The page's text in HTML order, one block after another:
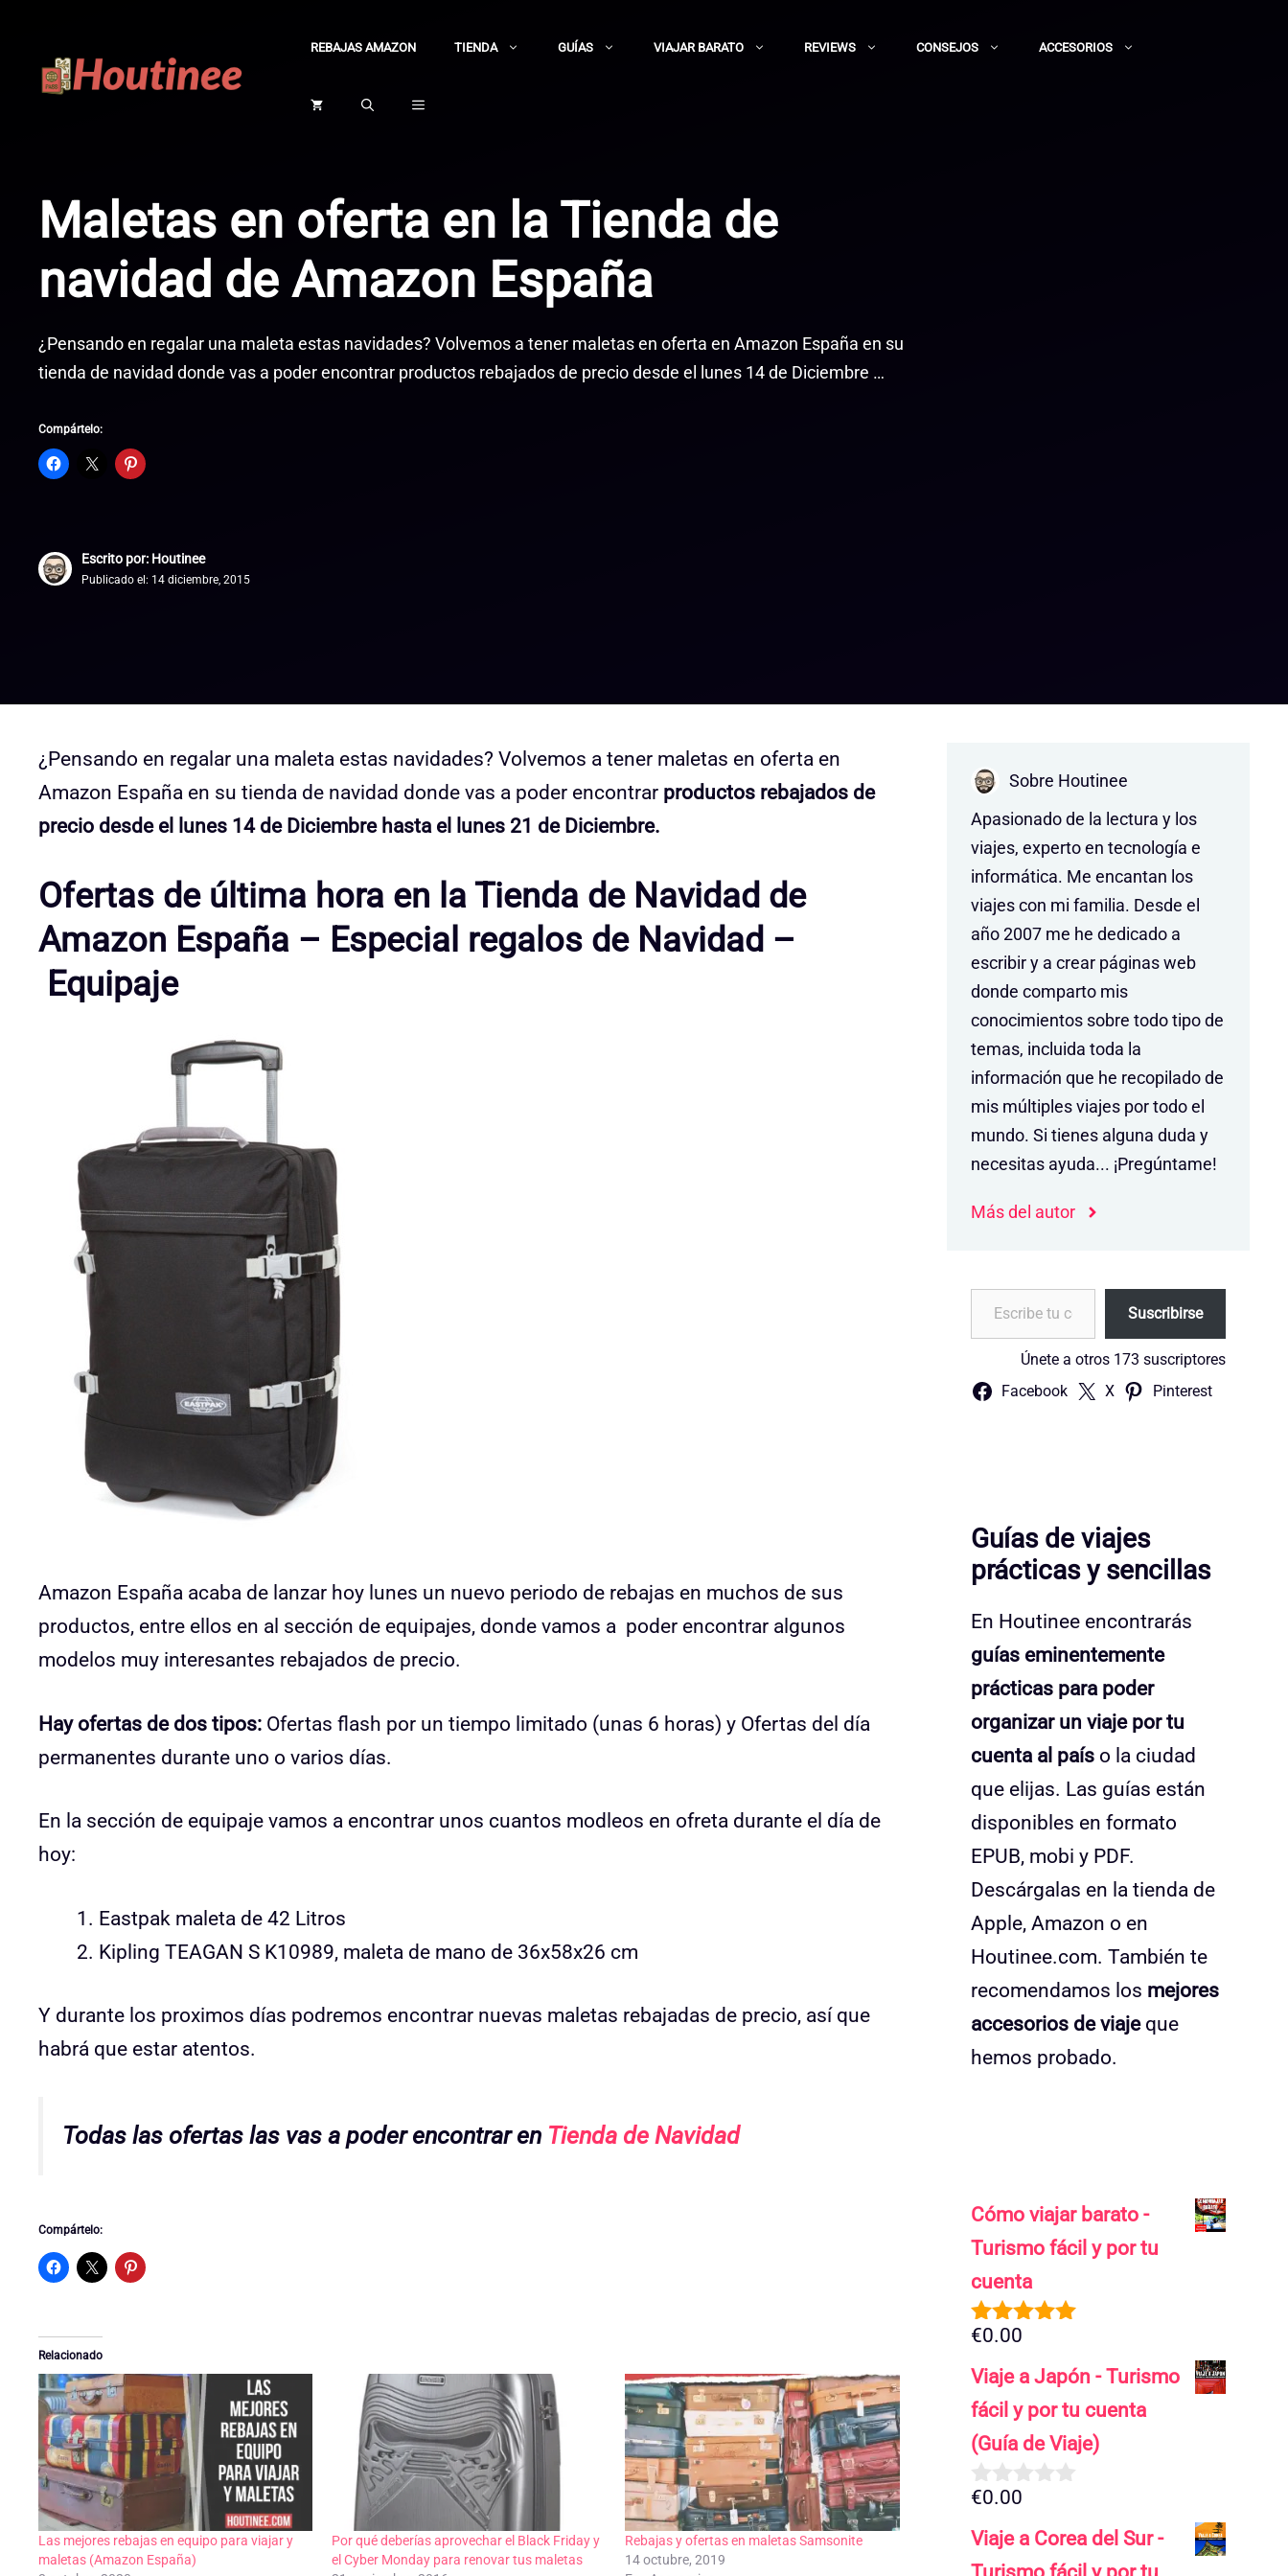
contenido
REBAJAS AMAZON TIENDA GUÍAS VIAJAR BARATO REVIEWS CONSEJOS ACCESORIOS
Maletas en oferta en la Tienda de
navidad de Amazon España
¿Pensando en regalar una maleta estas navidades? Volvemos a tener maletas en oferta en Amazon España en su
tienda de navidad donde vas a poder encontrar productos rebajados de precio desde el lunes 14 de Diciembre …
Compártelo:
Escrito por: Houtinee
Publicado el: 14 diciembre, 2015
¿Pensando en regalar una maleta estas navidades? Volvemos a tener maletas en oferta en
Amazon España en su tienda de navidad donde vas a poder encontrar productos rebajados de
precio desde el lunes 14 de Diciembre hasta el lunes 21 de Diciembre.
Ofertas de última hora en la Tienda de Navidad de
Amazon España – Especial regalos de Navidad –
Equipaje
Amazon España acaba de lanzar hoy lunes un nuevo periodo de rebajas en muchos de sus
productos, entre ellos en al sección de equipajes, donde vamos a poder encontrar algunos
modelos muy interesantes rebajados de precio.
Hay ofertas de dos tipos: Ofertas flash por un tiempo limitado (unas 6 horas) y Ofertas del día
permanentes durante uno o varios días.
En la sección de equipaje vamos a encontrar unos cuantos modleos en ofreta durante el día de
hoy:
Eastpak maleta de 42 Litros
Kipling TEAGAN S K10989, maleta de mano de 36x58x26 cm
Y durante los proximos días podremos encontrar nuevas maletas rebajadas de precio, así que
habrá que estar atentos.
Todas las ofertas las vas a poder encontrar en Tienda de Navidad
Compártelo:
Relacionado
Las mejores rebajas en equipo para viajar y
maletas (Amazon España)
Por qué deberías aprovechar el Black Friday y
el Cyber Monday para renovar tus maletas
Rebajas y ofertas en maletas Samsonite
14 octubre, 2019
Sobre Houtinee
Apasionado de la lectura y los
viajes, experto en tecnología e
informática. Me encantan los
viajes con mi familia. Desde el
año 2007 me he dedicado a
escribir y a crear páginas web
donde comparto mis
conocimientos sobre todo tipo de
temas, incluida toda la
información que he recopilado de
mis múltiples viajes por todo el
mundo. Si tienes alguna duda y
necesitas ayuda... ¡Pregúntame!
Más del autor
Escribe tu correo electrónico…
Suscribirse
Únete a otros 173 suscriptores
Facebook X Pinterest
Guías de viajes
prácticas y sencillas
En Houtinee encontrarás
guías eminentemente
prácticas para poder
organizar un viaje por tu
cuenta al país o la ciudad
que elijas. Las guías están
disponibles en formato
EPUB, mobi y PDF.
Descárgalas en la tienda de
Apple, Amazon o en
Houtinee.com. También te
recomendamos los mejores
accesorios de viajeque
hemos probado.
Cómo viajar barato -
Turismo fácil y por tu
cuenta
5.00de 5
€0.00
Viaje a Japón - Turismo
fácil y por tu cuenta
(Guía de Viaje)
0
e
5
€0.00
Viaje a Corea del Sur -